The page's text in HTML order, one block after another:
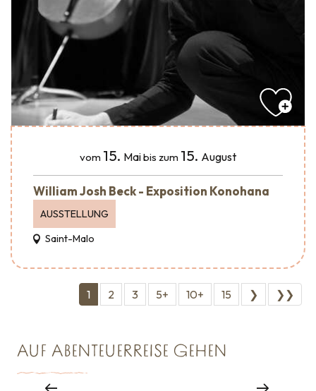
vom 15. Maibis zum 15. August
William Josh Beck - Exposition Konohana
AUSSTELLUNG
Saint-Malo
1 2 3 5+ 10+ 15 ❯ ❯❯
AUF ABENTEUERREISE GEHEN